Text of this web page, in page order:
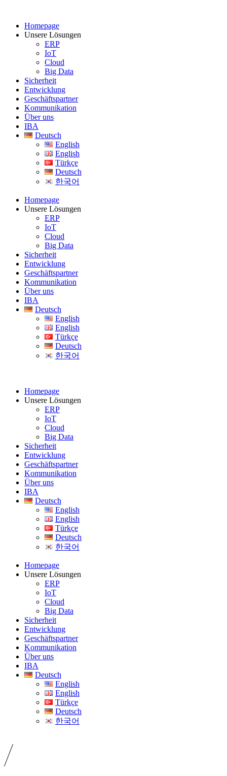
Homepage
Unsere Lösungen
ERP
IoT
Cloud
Big Data
Sicherheit
Entwicklung
Geschäftspartner
Kommunikation
Über uns
IBA
Deutsch
English
English
Türkçe
Deutsch
한국어
Homepage
Unsere Lösungen
ERP
IoT
Cloud
Big Data
Sicherheit
Entwicklung
Geschäftspartner
Kommunikation
Über uns
IBA
Deutsch
English
English
Türkçe
Deutsch
한국어
Homepage
Unsere Lösungen
ERP
IoT
Cloud
Big Data
Sicherheit
Entwicklung
Geschäftspartner
Kommunikation
Über uns
IBA
Deutsch
English
English
Türkçe
Deutsch
한국어
Homepage
Unsere Lösungen
ERP
IoT
Cloud
Big Data
Sicherheit
Entwicklung
Geschäftspartner
Kommunikation
Über uns
IBA
Deutsch
English
English
Türkçe
Deutsch
한국어